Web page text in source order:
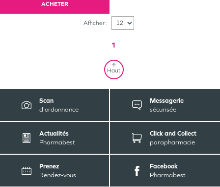
ACHETER
Afficher :
1
Haut
Scan
d'ordonnance
Messagerie
sécurisée
Actualités
Pharmabest
Click and Collect
parapharmacie
Prenez
Rendez-vous
Facebook
Pharmabest